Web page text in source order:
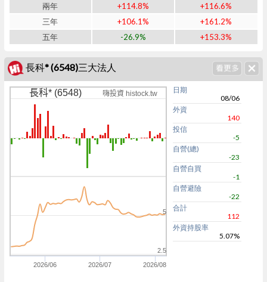
兩年
+114.8%
+116.6%
三年
+106.1%
+161.2%
五年
-26.9% +153.3%
長科* (6548)三大法人
長科* (6548) 嗨投資 histock.tw
2026/06 2026/07 2026/08
2.5
5
日期
08/06
外資
140
投信
-5
自營(總)
-23
自營自買
-1
自營避險
-22
合計
112
外資持股率
5.07%